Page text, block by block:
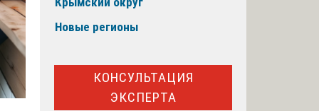
Новые регионы
КОНСУЛЬТАЦИЯ
ЭКСПЕРТА